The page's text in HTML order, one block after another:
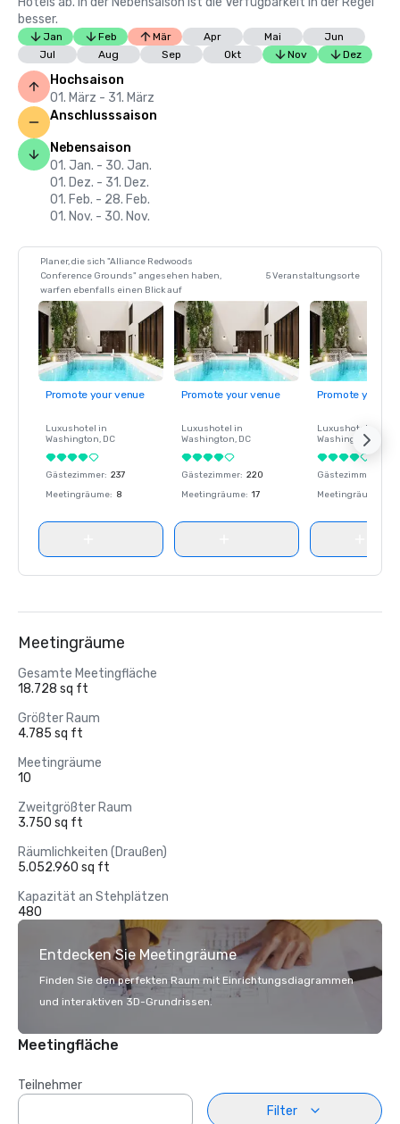
besser.
Jan Feb Mär Apr Mai
Jun
Jul
Aug Sep Okt Nov Dez
Hochsaison
01. März - 31. März
Anschlusssaison
Nebensaison
01. Jan. - 30. Jan.
01. Dez. - 31. Dez.
01. Feb. - 28. Feb.
01. Nov. - 30. Nov.
Planer, die sich "Alliance Redwoods
Conference Grounds" angesehen haben,
warfen ebenfalls einen Blick auf
5 Veranstaltungsorte
Promote your venue
Luxushotel in
Washington, DC
Gästezimmer: 237
Meetingräume: 8
Promote your venue
Luxushotel in
Washington, DC
Gästezimmer: 220
Meetingräume: 17
Promote your
Luxushotel in
Washington
Gästezimmer
Meetingräume
Meetingräume
Gesamte Meetingfläche
18.728 sq ft
Größter Raum
4.785 sq ft
Meetingräume
10
Zweitgrößter Raum
3.750 sq ft
Räumlichkeiten (Draußen)
5.052.960 sq ft
Kapazität an Stehplätzen
480
Entdecken Sie Meetingräume
Finden Sie den perfekten Raum mit Einrichtungsdiagrammen
und interaktiven 3D-Grundrissen.
Meetingfläche
Teilnehmer
Filter